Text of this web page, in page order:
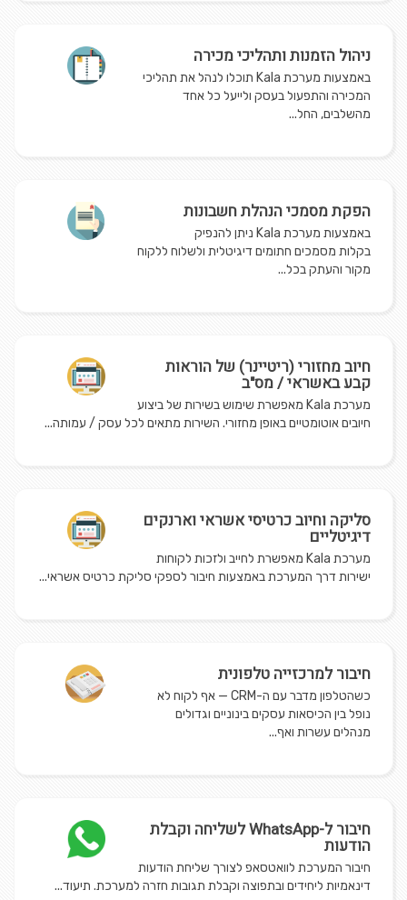
ניהול הזמנות ותהליכי מכירה
באמצעות מערכת Kala תוכלו לנהל את תהליכי
המכירה והתפעול בעסק ולייעל כל אחד
מהשלבים, החל...
הפקת מסמכי הנהלת חשבונות
באמצעות מערכת Kala ניתן להנפיק
בקלות מסמכים חתומים דיגיטלית ולשלוח ללקוח
מקור והעתק בכל...
חיוב מחזורי (ריטיינר) של הוראות
קבע באשראי / מס"ב
מערכת Kala מאפשרת שימוש בשירות של ביצוע
חיובים אוטומטיים באופן מחזורי. השירות מתאים לכל עסק / עמותה...
סליקה וחיוב כרטיסי אשראי וארנקים
דיגיטליים
מערכת Kala מאפשרת לחייב ולזכות לקוחות
ישירות דרך המערכת באמצעות חיבור לספקי סליקת כרטיס אשראי...
חיבור למרכזייה טלפונית
כשהטלפון מדבר עם ה-CRM — אף לקוח לא
נופל בין הכיסאות עסקים בינוניים וגדולים
מנהלים עשרות ואף...
חיבור ל-WhatsApp לשליחה וקבלת
הודעות
חיבור המערכת לוואטסאפ לצורך שליחת הודעות
דינאמיות ליחידים ובתפוצה וקבלת תגובות חזרה למערכת. תיעוד...